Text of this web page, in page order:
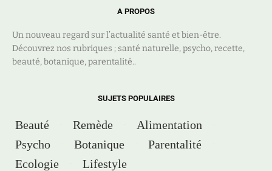
A PROPOS
Un nouveau regard sur l’actualité santé et bien-être.
Découvrez nos rubriques ; santé naturelle, psycho, recette,
beauté, botanique, parentalité..
SUJETS POPULAIRES
Beauté Remède
Alimentation
Psycho
Botanique
Parentalité
Ecologie
Lifestyle